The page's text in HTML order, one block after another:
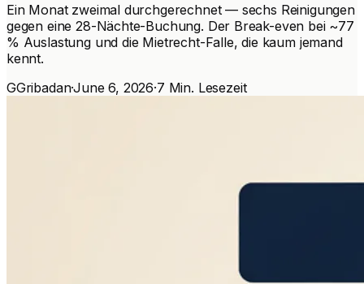
Ein Monat zweimal durchgerechnet — sechs Reinigungen
gegen eine 28-Nächte-Buchung. Der Break-even bei ~77
% Auslastung und die Mietrecht-Falle, die kaum jemand
kennt.
GGribadan·June 6, 2026·7 Min. Lesezeit